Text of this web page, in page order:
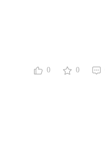
0 0